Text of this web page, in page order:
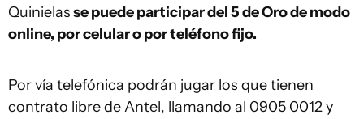
Quinielasse puede participar del 5 de Oro de modo
online, por celular o por teléfono fijo.
Por vía telefónica podrán jugar los que tienen
contrato libre de Antel, llamando al 0905 0012 y